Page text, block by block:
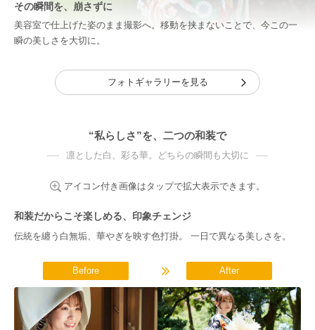
その瞬間を、崩さずに
美容室で仕上げた姿のまま撮影へ。移動を挟まないことで、今この一
瞬の美しさを大切に。
フォトギャラリーを見る
“私らしさ”を、二つの和装で
凛とした白、彩る華。どちらの瞬間も大切に
アイコン付き画像はタップで拡大表示できます。
和装だからこそ楽しめる、印象チェンジ
伝統を纏う白無垢、華やぎを映す色打掛。 一日で異なる美しさを。
Before After